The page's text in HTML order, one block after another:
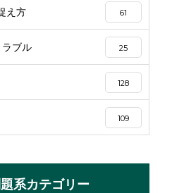
え方 61
ブル 25
128
109
系カテゴリー